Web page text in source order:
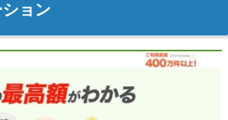
ョン